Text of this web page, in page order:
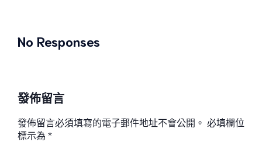
No Responses
發佈留言
發佈留言必須填寫的電子郵件地址不會公開。 必填欄位
標示為 *